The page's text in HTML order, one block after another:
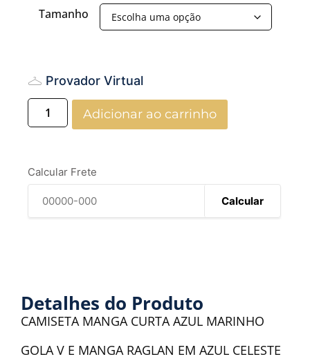
Tamanho
Provador Virtual
Adicionar ao carrinho
Calcular Frete
Calcular
Detalhes do Produto
CAMISETA MANGA CURTA AZUL MARINHO
GOLA V E MANGA RAGLAN EM AZUL CELESTE